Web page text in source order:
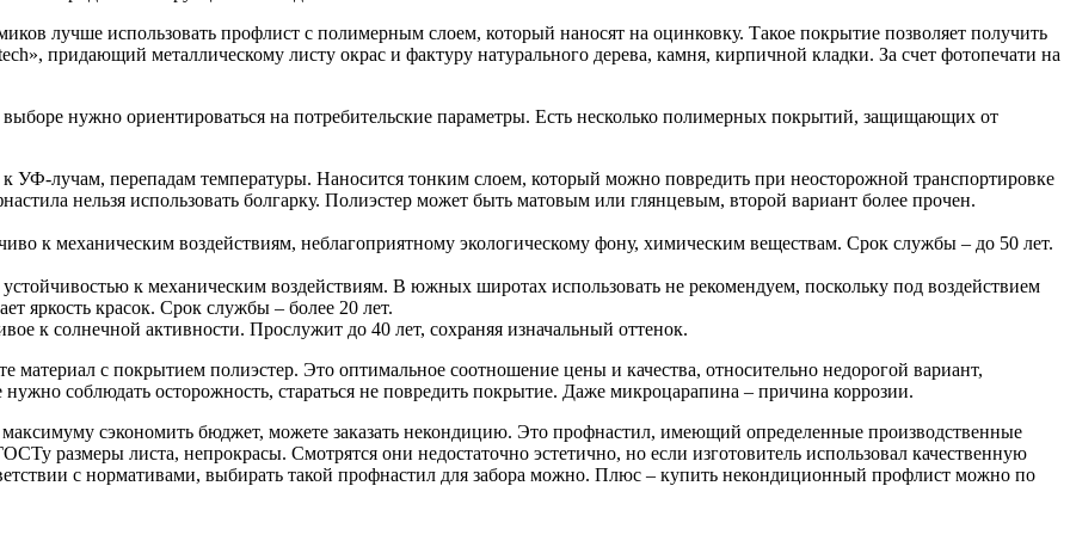
лучше использовать профлист с полимерным слоем, который наносят на оцинковку. Такое покрытие позволяет получить
придающий металлическому листу окрас и фактуру натурального дерева, камня, кирпичной кладки. За счет фотопечати на
нужно ориентироваться на потребительские параметры. Есть несколько полимерных покрытий, защищающих от
УФ-лучам, перепадам температуры. Наносится тонким слоем, который можно повредить при неосторожной транспортировке
нельзя использовать болгарку. Полиэстер может быть матовым или глянцевым, второй вариант более прочен.
к механическим воздействиям, неблагоприятному экологическому фону, химическим веществам. Срок службы – до 50 лет.
к механическим воздействиям. В южных широтах использовать не рекомендуем, поскольку под воздействием
яркость красок. Срок службы – более 20 лет.
к солнечной активности. Прослужит до 40 лет, сохраняя изначальный оттенок.
материал с покрытием полиэстер. Это оптимальное соотношение цены и качества, относительно недорогой вариант,
соблюдать осторожность, стараться не повредить покрытие. Даже микроцарапина – причина коррозии.
сэкономить бюджет, можете заказать некондицию. Это профнастил, имеющий определенные производственные
размеры листа, непрокрасы. Смотрятся они недостаточно эстетично, но если изготовитель использовал качественную
с нормативами, выбирать такой профнастил для забора можно. Плюс – купить некондиционный профлист можно по